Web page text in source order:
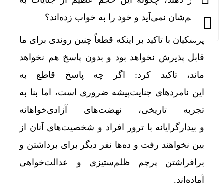
چشم‌شان نمی‌آید و خود را به خواب زده‌اند؟
پزشکیان با تاکید بر اینکه قطعاً چنین روندی برای ما
قابل پذیرش نخواهد بود و بدون پاسخ هم نخواهد
ماند، تاکید کرد: اگر چه پاسخ قاطع به
این نامردهای جنایت‌پیشه ضروری است، اما بنا به
تجربه تاریخی، نهضت‌های آزادی‌خواهانه
و بیدارگرایانه با ترور افراد و شخصیت‌های آنان از
بین نخواهند رفت و ده‌ها نفر دیگر برای برداشتن و
برافراشتن پرچم ظلم‌ستیزی و عدالت‌خواهی
آماده‌اند.